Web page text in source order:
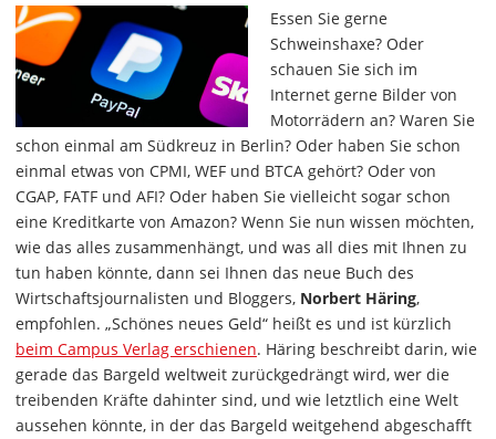
Essen Sie gerne
Schweinshaxe? Oder
schauen Sie sich im
Internet gerne Bilder von
Motorrädern an? Waren Sie
schon einmal am Südkreuz in Berlin? Oder haben Sie schon
einmal etwas von CPMI, WEF und BTCA gehört? Oder von
CGAP, FATF und AFI? Oder haben Sie vielleicht sogar schon
eine Kreditkarte von Amazon? Wenn Sie nun wissen möchten,
wie das alles zusammenhängt, und was all dies mit Ihnen zu
tun haben könnte, dann sei Ihnen das neue Buch des
Wirtschaftsjournalisten und Bloggers, Norbert Häring,
empfohlen. „Schönes neues Geld“ heißt es und ist kürzlich
beim Campus Verlag erschienen. Häring beschreibt darin, wie
gerade das Bargeld weltweit zurückgedrängt wird, wer die
treibenden Kräfte dahinter sind, und wie letztlich eine Welt
aussehen könnte, in der das Bargeld weitgehend abgeschafft